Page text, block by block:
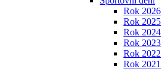
Rok 2026
Rok 2025
Rok 2024
Rok 2023
Rok 2022
Rok 2021